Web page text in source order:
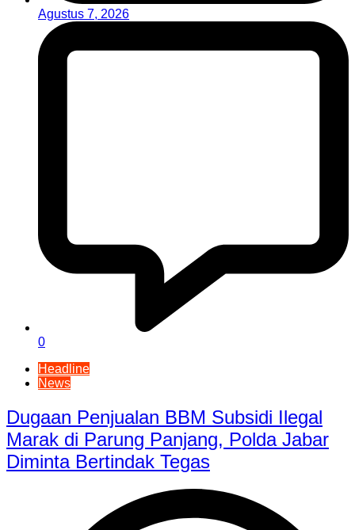
Agustus 7, 2026
0
Headline
News
Dugaan Penjualan BBM Subsidi Ilegal
Marak di Parung Panjang, Polda Jabar
Diminta Bertindak Tegas